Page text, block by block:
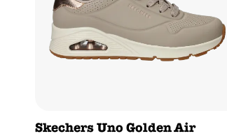
Skechers Uno Golden Air